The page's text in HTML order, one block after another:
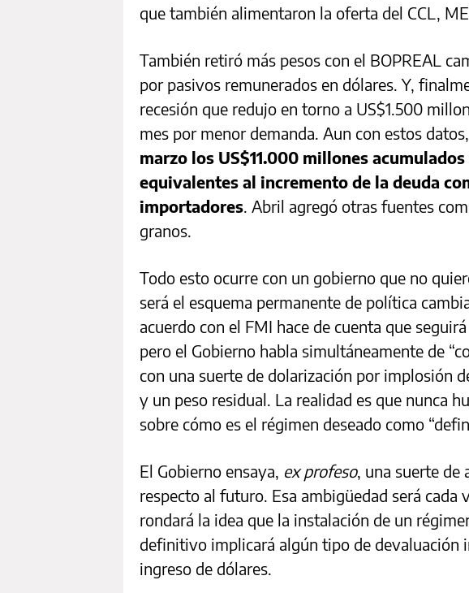
que también alimentaron la oferta del CCL,
También retiró más pesos con el BOPREAL
por pasivos remunerados en dólares. Y,
recesión que redujo en torno a US$1.500
mes por menor demanda. Aun con estos
marzo los US$11.000 millones
equivalentes al incremento de la deuda
importadores. Abril agregó otras fuentes
granos.
Todo esto ocurre con un gobierno que no
será el esquema permanente de política
acuerdo con el FMI hace de cuenta que
pero el Gobierno habla simultáneamente de
con una suerte de dolarización por implosión
y un peso residual. La realidad es que nunca
sobre cómo es el régimen deseado como
El Gobierno ensaya, ex profeso, una suerte de
respecto al futuro. Esa ambigüedad será cada
rondará la idea que la instalación de un
definitivo implicará algún tipo de devaluación
ingreso de dólares.